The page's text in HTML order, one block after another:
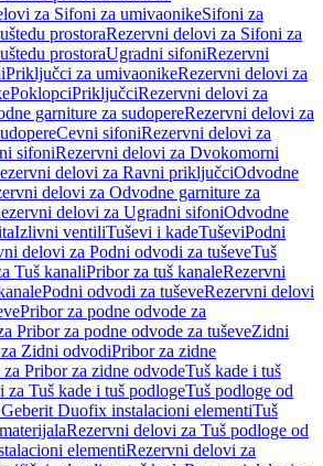
za Sifoni za umivaonikeSifoni za
prostoraRezervni delovi za Sifoni za
prostoraUgradni sifoniRezervni
Priključci za umivaonikeRezervni delovi za
PoklopciPriključciRezervni delovi za
garniture za sudopereRezervni delovi za
Cevni sifoniRezervni delovi za
sifoniRezervni delovi za Dvokomorni
delovi za Ravni priključciOdvodne
delovi za Odvodne garniture za
delovi za Ugradni sifoniOdvodne
Izlivni ventiliTuševi i kadeTuševiPodni
delovi za Podni odvodi za tuševeTuš
Tuš kanaliPribor za tuš kanaleRezervni
Podni odvodi za tuševeRezervni delovi
Pribor za podne odvode za
Pribor za podne odvode za tuševeZidni
Zidni odvodiPribor za zidne
Pribor za zidne odvodeTuš kade i tuš
za Tuš kade i tuš podlogeTuš podloge od
Duofix instalacioni elementiTuš
Rezervni delovi za Tuš podloge od
elementiRezervni delovi za